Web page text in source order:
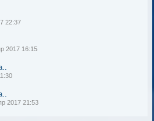
22:37
2017 16:15
2017 21:53